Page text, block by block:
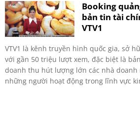
Booking
bản tin tài
VTV1
VTV1 là kênh truyền hình quốc gia, sở
với gần 50 triệu lượt xem, đặc biệt là
doanh thu hút lượng lớn các nhà
những người hoạt động trong lĩnh vực